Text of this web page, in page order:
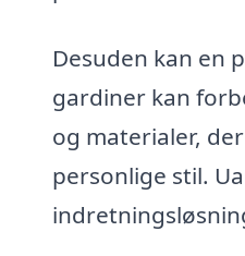
Desuden kan en
gardiner kan
og materialer,
personlige stil.